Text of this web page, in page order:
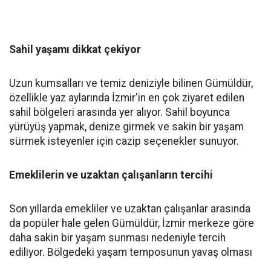
Sahil yaşamı dikkat çekiyor
Uzun kumsalları ve temiz deniziyle bilinen Gümüldür,
özellikle yaz aylarında İzmir'in en çok ziyaret edilen
sahil bölgeleri arasında yer alıyor. Sahil boyunca
yürüyüş yapmak, denize girmek ve sakin bir yaşam
sürmek isteyenler için cazip seçenekler sunuyor.
Emeklilerin ve uzaktan çalışanların tercihi
Son yıllarda emekliler ve uzaktan çalışanlar arasında
da popüler hale gelen Gümüldür, İzmir merkeze göre
daha sakin bir yaşam sunması nedeniyle tercih
ediliyor. Bölgedeki yaşam temposunun yavaş olması